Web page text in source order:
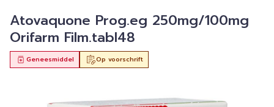
Atovaquone Prog.eg 250mg/100mg
Orifarm Film.tabl48
Op voorschrift
Geneesmiddel